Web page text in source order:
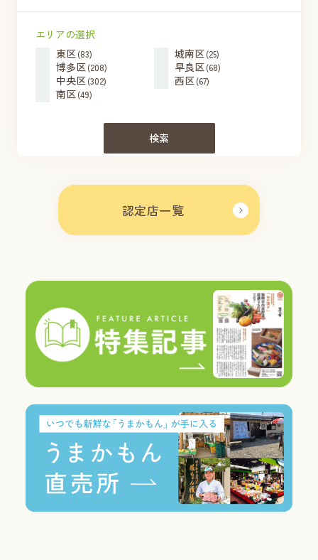
認定店一覧
エリアの選択
東区(83) 城南区(25)
博多区(208) 早良区(68)
中央区(302) 西区(67)
南区(49)
検索